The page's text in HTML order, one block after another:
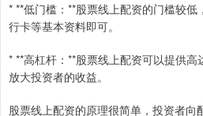
* **低门槛：**股票线上配资的门槛较
行卡等基本资料即可。
* **高杠杆：**股票线上配资可以提供
放大投资者的收益。
股票线上配资的原理很简单，投资者向